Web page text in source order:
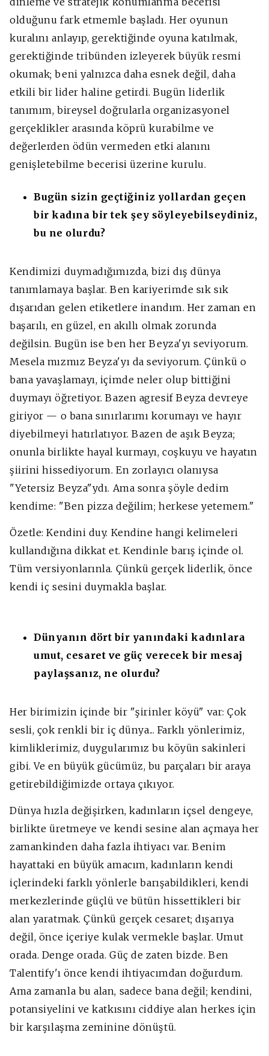
olduğunu fark etmemle başladı. Her oyunun
kuralını anlayıp, gerektiğinde oyuna katılmak,
gerektiğinde tribünden izleyerek büyük resmi
okumak; beni yalnızca daha esnek değil, daha
etkili bir lider haline getirdi. Bugün liderlik
tanımım, bireysel doğrularla organizasyonel
gerçeklikler arasında köprü kurabilme ve
değerlerden ödün vermeden etki alanını
genişletebilme becerisi üzerine kurulu.
Bugün sizin geçtiğiniz yollardan geçen
bir kadına bir tek şey söyleyebilseydiniz,
bu ne olurdu?
Kendimizi duymadığımızda, bizi dış dünya
tanımlamaya başlar. Ben kariyerimde sık sık
dışarıdan gelen etiketlere inandım. Her zaman en
başarılı, en güzel, en akıllı olmak zorunda
değilsin. Bugün ise ben her Beyza'yı seviyorum.
Mesela mızmız Beyza'yı da seviyorum. Çünkü o
bana yavaşlamayı, içimde neler olup bittiğini
duymayı öğretiyor. Bazen agresif Beyza devreye
giriyor — o bana sınırlarımı korumayı ve hayır
diyebilmeyi hatırlatıyor. Bazen de aşık Beyza;
onunla birlikte hayal kurmayı, coşkuyu ve hayatın
şiirini hissediyorum. En zorlayıcı olanıysa
"Yetersiz Beyza"ydı. Ama sonra şöyle dedim
kendime: "Ben pizza değilim; herkese yetemem."
Özetle: Kendini duy. Kendine hangi kelimeleri
kullandığına dikkat et. Kendinle barış içinde ol.
Tüm versiyonlarınla. Çünkü gerçek liderlik, önce
kendi iç sesini duymakla başlar.
Dünyanın dört bir yanındaki kadınlara
umut, cesaret ve güç verecek bir mesaj
paylaşsanız, ne olurdu?
Her birimizin içinde bir "şirinler köyü" var: Çok
sesli, çok renkli bir iç dünya... Farklı yönlerimiz,
kimliklerimiz, duygularımız bu köyün sakinleri
gibi. Ve en büyük gücümüz, bu parçaları bir araya
getirebildiğimizde ortaya çıkıyor.
Dünya hızla değişirken, kadınların içsel dengeye,
birlikte üretmeye ve kendi sesine alan açmaya her
zamankinden daha fazla ihtiyacı var. Benim
hayattaki en büyük amacım, kadınların kendi
içlerindeki farklı yönlerle barışabildikleri, kendi
merkezlerinde güçlü ve bütün hissettikleri bir
alan yaratmak. Çünkü gerçek cesaret; dışarıya
değil, önce içeriye kulak vermekle başlar. Umut
orada. Denge orada. Güç de zaten bizde. Ben
Talentify'ı önce kendi ihtiyacımdan doğurdum.
Ama zamanla bu alan, sadece bana değil; kendini,
potansiyelini ve katkısını ciddiye alan herkes için
bir karşılaşma zeminine dönüştü.